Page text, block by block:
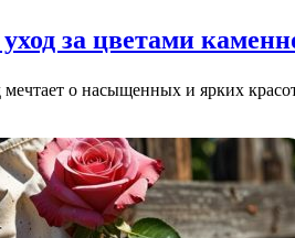
за цветами
о насыщенных и ярких